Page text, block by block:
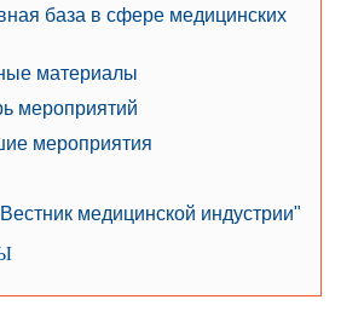
база в сфере медицинских
материалы
мероприятий
мероприятия
медицинской индустрии"